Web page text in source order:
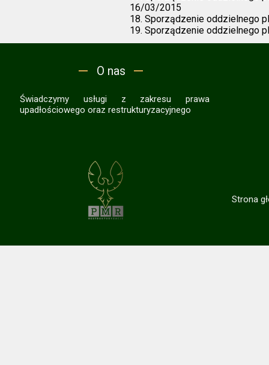
Strona
Świadczymy usługi z zakresu prawa
upadłościowego oraz restrukturyzacyjnego
O nas
16/03/2015
18. Sporządzenie oddzielnego
19. Sporządzenie oddzielnego